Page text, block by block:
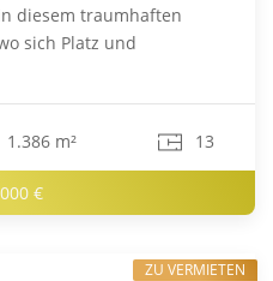
diesem traumhaften
sich Platz und
1.386 m² 13
€
ZU VERMIETEN